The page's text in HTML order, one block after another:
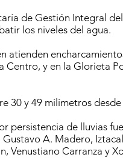
de Gestión Integral
los niveles del agua.
atienden
Centro, y en la Glorieta
30 y 49 milímetros desde
persistencia de lluvias
A. Madero,
Venustiano Carranza y